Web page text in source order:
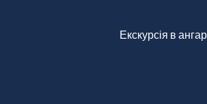
Екскурсія в